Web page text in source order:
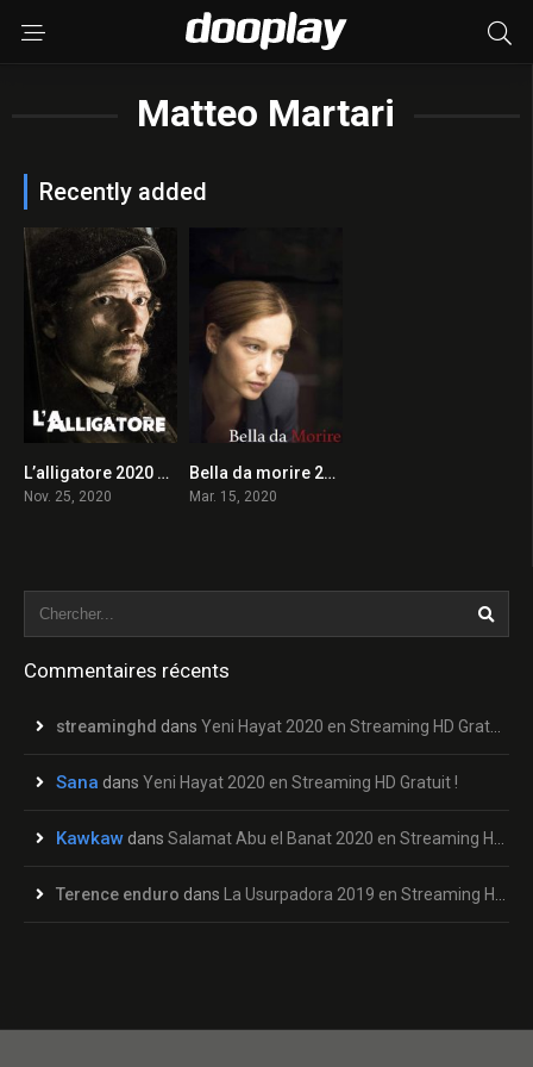
Matteo Martari
Recently added
0
L’alligatore 2020 en Streaming HD Gratuit !
Nov. 25, 2020
0
Bella da morire 2020 en Streaming HD Gratuit !
Mar. 15, 2020
Commentaires récents
streaminghd dans Yeni Hayat 2020 en Streaming HD Gratuit !
Sana dans Yeni Hayat 2020 en Streaming HD Gratuit !
Kawkaw dans Salamat Abu el Banat 2020 en Streaming HD Gratuit !
Terence enduro dans La Usurpadora 2019 en Streaming HD Gratuit !